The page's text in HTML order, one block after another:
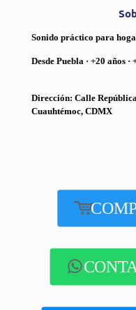
Sonido práctico para
Desde Puebla · +20 años
Dirección: Calle
Cuauhtémoc, CDMX